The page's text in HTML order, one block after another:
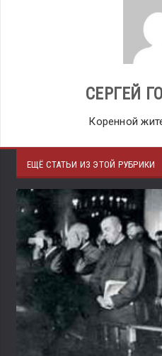
СЕРГЕЙ
Коренной
ЕЩЁ СТАТЬИ ИЗ ЭТОЙ РУБРИКИ